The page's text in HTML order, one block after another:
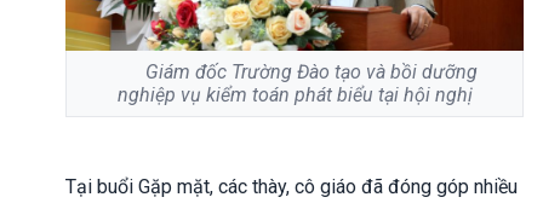
Giám đốc Trường Đào tạo và bồi dưỡng
nghiệp vụ kiểm toán phát biểu tại hội nghị
Tại buổi Gặp mặt, các thày, cô giáo đã đóng góp nhiều